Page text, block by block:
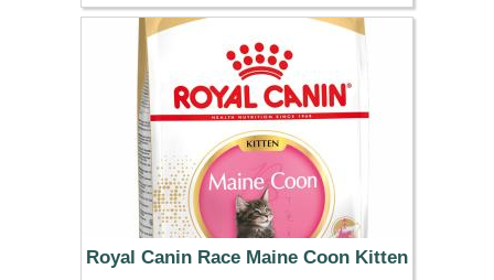
21.99 €
Royal Canin Race Maine Coon Kitten